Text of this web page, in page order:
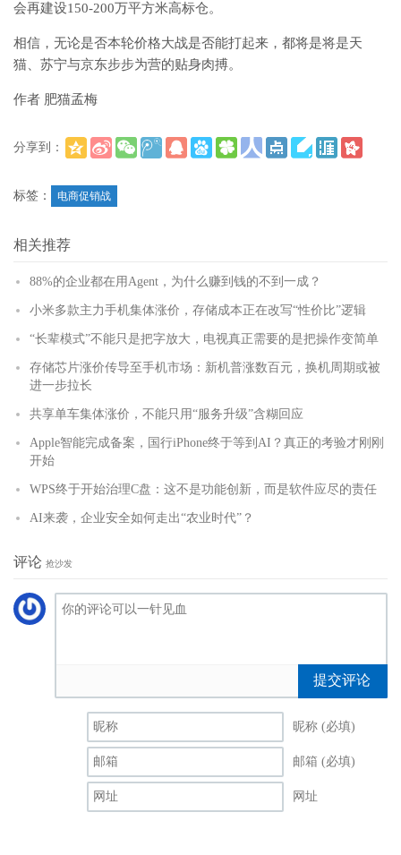
会再建设150-200万平方米高标仓。
相信，无论是否本轮价格大战是否能打起来，都将是将是天
猫、苏宁与京东步步为营的贴身肉搏。
作者 肥猫孟梅
分享到：
标签：
电商促销战
相关推荐
88%的企业都在用Agent，为什么赚到钱的不到一成？
小米多款主力手机集体涨价，存储成本正在改写“性价比”逻辑
“长辈模式”不能只是把字放大，电视真正需要的是把操作变简单
存储芯片涨价传导至手机市场：新机普涨数百元，换机周期或被
进一步拉长
共享单车集体涨价，不能只用“服务升级”含糊回应
Apple智能完成备案，国行iPhone终于等到AI？真正的考验才刚刚
开始
WPS终于开始治理C盘：这不是功能创新，而是软件应尽的责任
AI来袭，企业安全如何走出“农业时代”？
评论 抢沙发
提交评论
昵称 (必填)
邮箱 (必填)
网址